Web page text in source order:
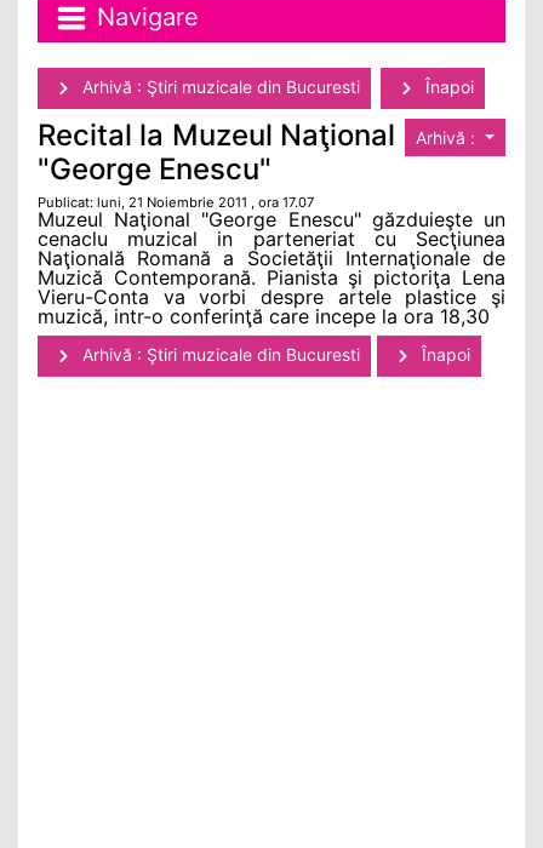
Navigare
Arhivă : Ştiri muzicale din Bucuresti Înapoi
Arhivă :
Recital la Muzeul Naţional
"George Enescu"
Publicat: luni, 21 Noiembrie 2011 , ora 17.07
Muzeul Naţional "George Enescu" găzduieşte un
cenaclu muzical in parteneriat cu Secţiunea
Naţională Romană a Societăţii Internaţionale de
Muzică Contemporană. Pianista şi pictoriţa Lena
Vieru-Conta va vorbi despre artele plastice şi
muzică, intr-o conferinţă care incepe la ora 18,30
Arhivă : Ştiri muzicale din Bucuresti Înapoi